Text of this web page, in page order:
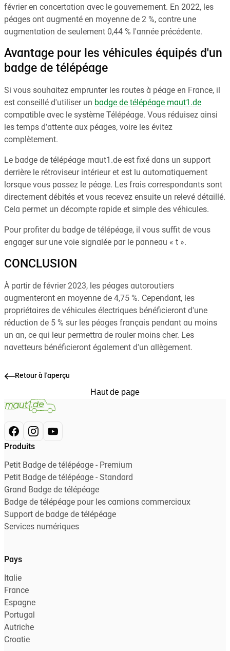
février en concertation avec le gouvernement. En 2022, les
péages ont augmenté en moyenne de 2 %, contre une
augmentation de seulement 0,44 % l'année précédente.
Avantage pour les véhicules équipés d'un
badge de télépéage
Si vous souhaitez emprunter les routes à péage en France, il
est conseillé d'utiliser un badge de télépéage maut1.de
compatible avec le système Télépéage. Vous réduisez ainsi
les temps d'attente aux péages, voire les évitez
complètement.
Le badge de télépéage maut1.de est fixé dans un support
derrière le rétroviseur intérieur et est lu automatiquement
lorsque vous passez le péage. Les frais correspondants sont
directement débités et vous recevez ensuite un relevé détaillé.
Cela permet un décompte rapide et simple des véhicules.
Pour profiter du badge de télépéage, il vous suffit de vous
engager sur une voie signalée par le panneau « t ».
CONCLUSION
À partir de février 2023, les péages autoroutiers
augmenteront en moyenne de 4,75 %. Cependant, les
propriétaires de véhicules électriques bénéficieront d'une
réduction de 5 % sur les péages français pendant au moins
un an, ce qui leur permettra de rouler moins cher. Les
navetteurs bénéficieront également d'un allègement.
Retour à l'aperçu
Haut de page
Produits
Petit Badge de télépéage - Premium
Petit Badge de télépéage - Standard
Grand Badge de télépéage
Badge de télépéage pour les camions commerciaux
Support de badge de télépéage
Services numériques
Pays
Italie
France
Espagne
Portugal
Autriche
Croatie